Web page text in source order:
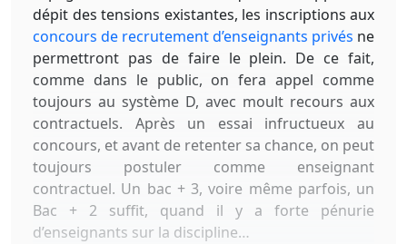
dépit des tensions existantes, les inscriptions aux
concours de recrutement d’enseignants privés ne
permettront pas de faire le plein. De ce fait,
comme dans le public, on fera appel comme
toujours au système D, avec moult recours aux
contractuels. Après un essai infructueux au
concours, et avant de retenter sa chance, on peut
toujours postuler comme enseignant
contractuel. Un bac + 3, voire même parfois, un
Bac + 2 suffit, quand il y a forte pénurie
d’enseignants sur la discipline…